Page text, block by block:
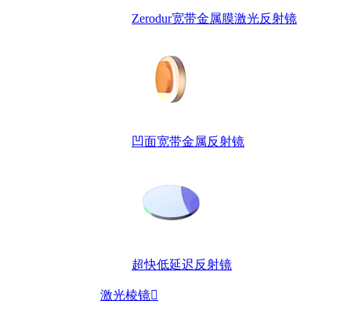
Zerodur宽带金属膜激光反射镜
凹面宽带金属反射镜
超快低延迟反射镜
激光棱镜